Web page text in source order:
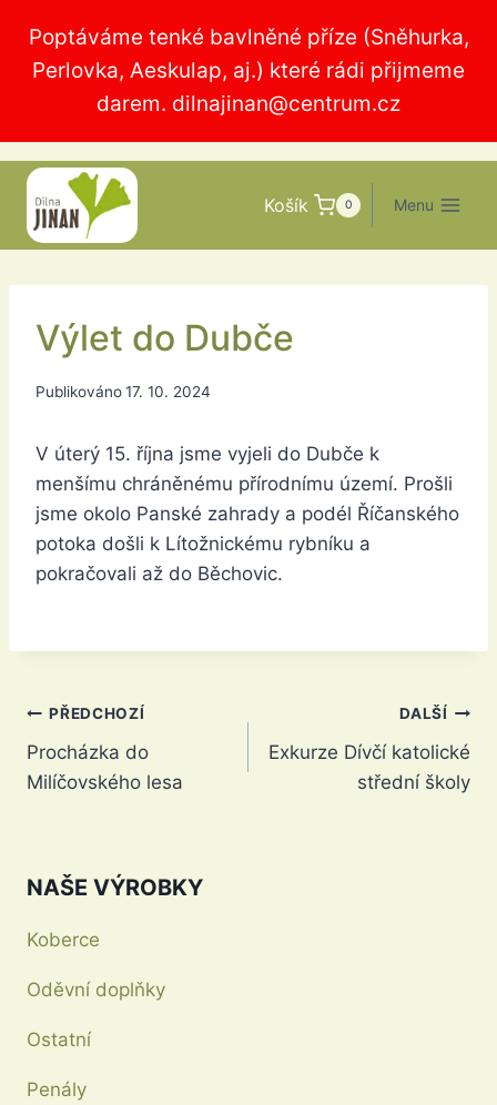
obsah
Poptáváme tenké bavlněné příze (Sněhurka,
Perlovka, Aeskulap, aj.) které rádi přijmeme
darem. dilnajinan@centrum.cz
Košík 0 Menu
Výlet do Dubče
Publikováno17. 10. 2024
V úterý 15. října jsme vyjeli do Dubče k
menšímu chráněnému přírodnímu území. Prošli
jsme okolo Panské zahrady a podél Říčanského
potoka došli k Lítožnickému rybníku a
pokračovali až do Běchovic.
Navigace
pro
PŘEDCHOZÍ
Procházka do
Milíčovského lesa
DALŠÍ
Exkurze Dívčí katolické
střední školy
NAŠE VÝROBKY
Koberce
Oděvní doplňky
Ostatní
Penály